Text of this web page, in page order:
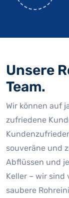
Unsere
Team.
Wir können auf
zufriedene
souveräne und
Abflüssen und
Keller – wir
saubere